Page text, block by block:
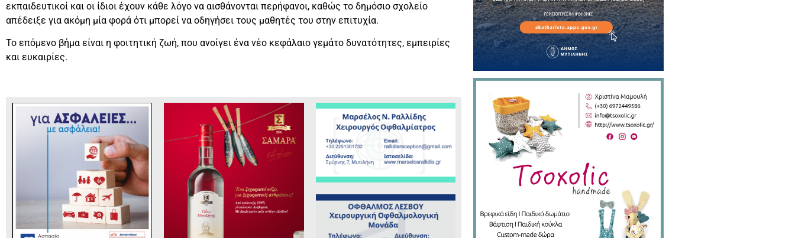
εκπαιδευτικοί και οι ίδιοι έχουν κάθε λόγο να αισθάνονται περήφανοι, καθώς το δημόσιο σχολείο
απέδειξε για ακόμη μία φορά ότι μπορεί να οδηγήσει τους μαθητές του στην επιτυχία.
Το επόμενο βήμα είναι η φοιτητική ζωή, που ανοίγει ένα νέο κεφάλαιο γεμάτο δυνατότητες, εμπειρίες
και ευκαιρίες.